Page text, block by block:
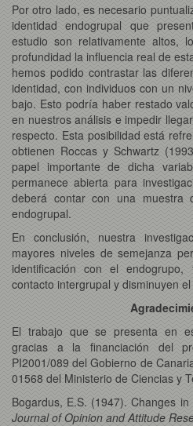
Por otro lado, es necesario
identidad endogrupal que
estudio son relativamente altos,
profundidad la influencia real de
hemos podido contrastar las
identidad, con individuos con un
bajo. Esto podría haber restado
en nuestros análisis e impedir
respecto. Esta posibilidad está
obtienen Roccas y Schwartz
papel importante de dicha
permanece abierta para
deberá contar con una muestra
endogrupal.
En conclusión, nuestra
mayores niveles de semejanza
identificación con el
contacto intergrupal y disminuyen
El trabajo que se presenta en
gracias a la financiación del
PI2001/089 del Gobierno de
01568 del Ministerio de Ciencias y
Bogardus, E.S. (1947). Changes in
Journal of Opinion and Attitude